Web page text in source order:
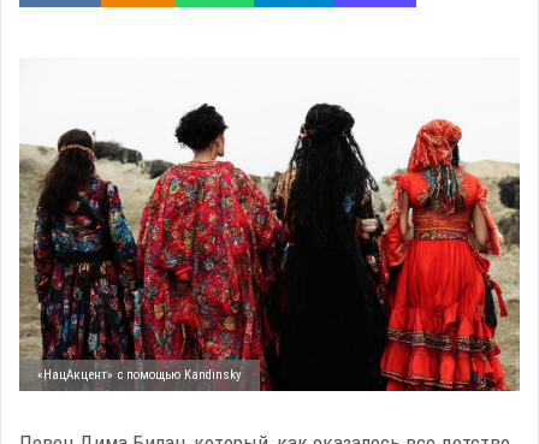
«НацАкцент» с помощью Kandinsky